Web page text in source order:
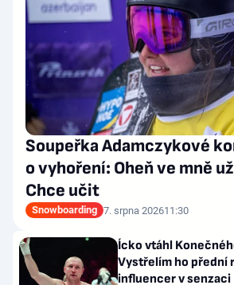
Soupeřka Adamczykové
o vyhoření: Oheň ve mně
Chce učit
Snowboarding 7. srpna 202611:30
Ícko vtáhl
Vystřelím ho přední
influencer v senzaci